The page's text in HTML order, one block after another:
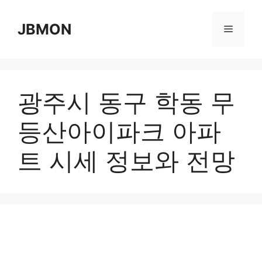
contentJBMON Menu
광주시 동구 학동 무
등산아이파크 아파
트 시세 정보와 전망